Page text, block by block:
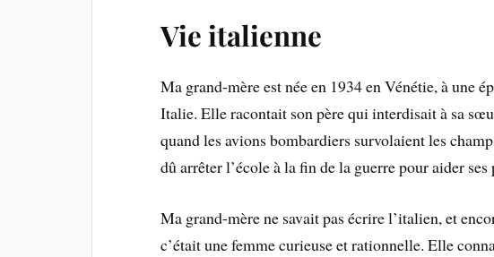
Vie italienne
Ma grand-mère est née en 1934 en Vénétie, à une
Italie. Elle racontait son père qui interdisait à sa
quand les avions bombardiers survolaient les
dû arrêter l’école à la fin de la guerre pour aider
Ma grand-mère ne savait pas écrire l’italien, et
c’était une femme curieuse et rationnelle. Elle